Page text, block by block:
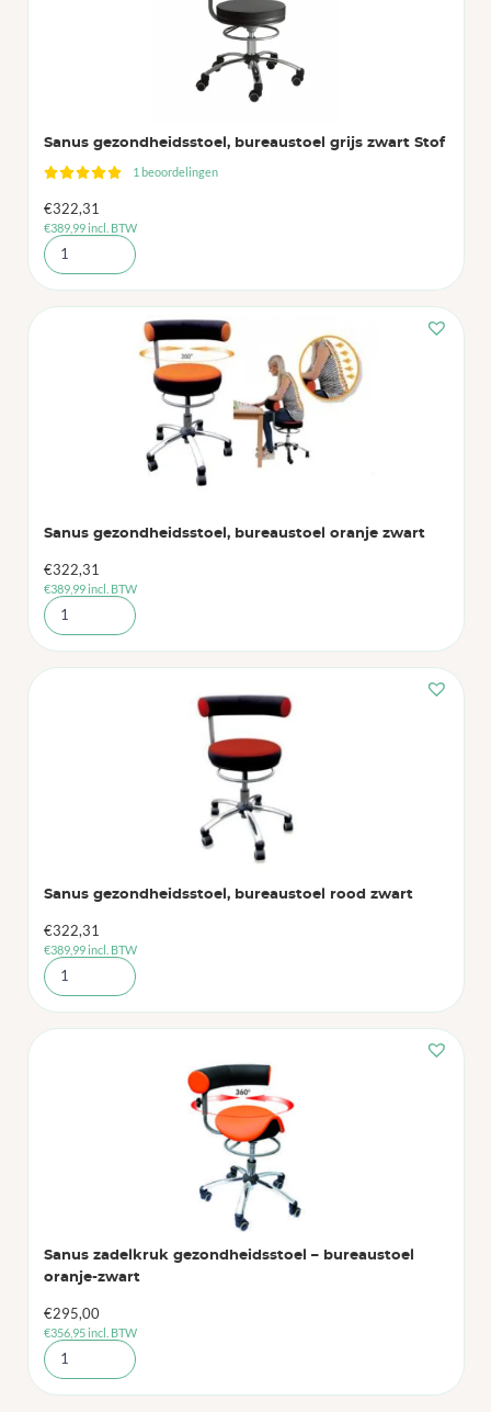
Sanus gezondheidsstoel, bureaustoel grijs zwart Stof
1 beoordelingen
€322,31
€389,99incl. BTW
Sanus gezondheidsstoel, bureaustoel oranje zwart
€322,31
€389,99incl. BTW
Sanus gezondheidsstoel, bureaustoel rood zwart
€322,31
€389,99incl. BTW
Sanus zadelkruk gezondheidsstoel – bureaustoel
oranje-zwart
€295,00
€356,95incl. BTW